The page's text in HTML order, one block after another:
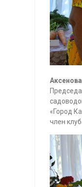
«Город
член